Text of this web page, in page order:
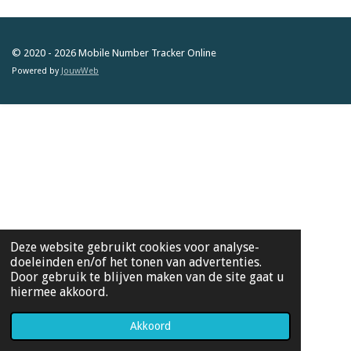
Deze website gebruikt cookies voor analyse-
doeleinden en/of het tonen van advertenties.
Door gebruik te blijven maken van de site gaat u
hiermee akkoord.
Akkoord
© 2020 - 2026 Mobile Number Tracker Online
Powered by JouwWeb